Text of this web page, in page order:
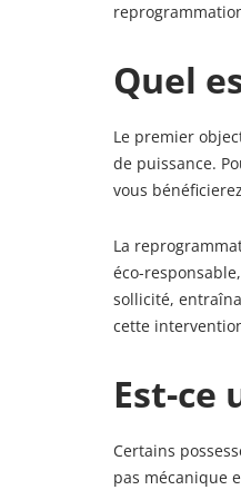
Quel
Le premier
de puissance.
vous
La
éco-
sollicité,
cette
Est-ce
Certains
pas mécanique